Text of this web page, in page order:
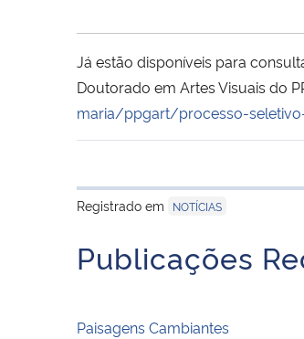
Já estão disponíveis para
Doutorado em Artes Visuais do
maria/ppgart/processo-
Registrado em
NOTÍCIAS
Publicações
Paisagens Cambiantes